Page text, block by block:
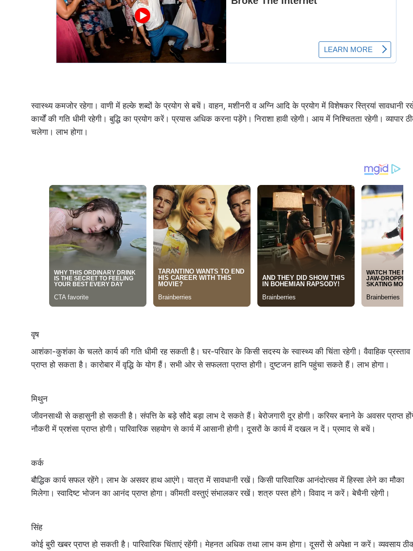
स्वास्थ्य कमजोर रहेगा। वाणी में हल्के शब्दों के प्रयोग से बचें। वाहन, मशीनरी व अग्नि आदि के प्रयोग में विशेषकर स्त्रियां सावधानी
कार्यों की गति धीमी रहेगी। बु‍द्धि का प्रयोग करें। प्रयास अधिक करना पड़ेंगे। निराशा हावी रहेगी। आय में निश्चितता रहेगी। व्यापार
चलेगा। लाभ होगा।
वृष
आशंका-कुशंका के चलते कार्य की गति धीमी रह सकती है। घर-परिवार के किसी सदस्य के स्वास्थ्‍य की चिंता रहेगी। वैवाहिक प्रस्ताव
प्राप्त हो सकता है। कारोबार में वृद्धि के योग हैं। सभी ओर से सफलता प्राप्त होगी। दुष्टजन हानि पहुंचा सकते हैं। लाभ होगा।
मिथुन
जीवनसाथी से कहासुनी हो सकती है। संपत्ति के बड़े सौदे बड़ा लाभ दे सकते हैं। बेरोजगारी दूर होगी। करियर बनाने के अवसर प्राप्त
नौकरी में प्रशंसा प्राप्त होगी। पारिवारिक सहयोग से कार्य में आसानी होगी। दूसरों के कार्य में दखल न दें। प्रमाद से बचें।
कर्क
बौद्धिक कार्य सफल रहेंगे। लाभ के असवर हाथ आएंगे। यात्रा में सावधानी रखें। किसी पारिवारिक आनंदोत्सव में हिस्सा लेने का मौका
मिलेगा। स्वादिष्ट भोजन का आनंद प्राप्त होगा। कीमती वस्तुएं संभालकर रखें। शत्रु पस्त होंगे। विवाद न करें। बेचैनी रहेगी।
सिंह
कोई बुरी खबर प्राप्त हो सकती है। पारिवारिक चिंताएं रहेंगी। मेहनत अधिक तथा लाभ कम होगा। दूसरों से अपेक्षा न करें। व्यवसाय